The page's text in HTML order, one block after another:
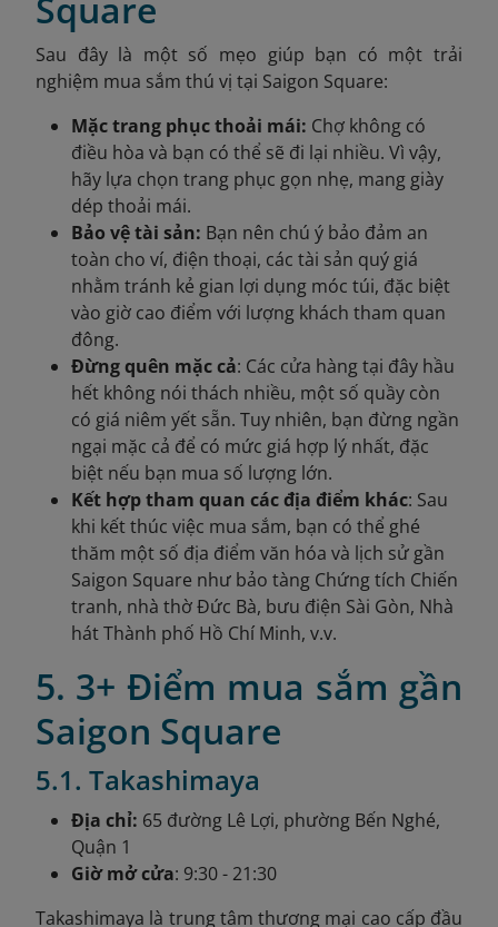
Sau đây là một số mẹo giúp bạn có một trải
nghiệm mua sắm thú vị tại Saigon Square:
Mặc trang phục thoải mái: Chợ không có
điều hòa và bạn có thể sẽ đi lại nhiều. Vì vậy,
hãy lựa chọn trang phục gọn nhẹ, mang giày
dép thoải mái.
Bảo vệ tài sản: Bạn nên chú ý bảo đảm an
toàn cho ví, điện thoại, các tài sản quý giá
nhằm tránh kẻ gian lợi dụng móc túi, đặc biệt
vào giờ cao điểm với lượng khách tham quan
đông.
Đừng quên mặc cả: Các cửa hàng tại đây hầu
hết không nói thách nhiều, một số quầy còn
có giá niêm yết sẵn. Tuy nhiên, bạn đừng ngần
ngại mặc cả để có mức giá hợp lý nhất, đặc
biệt nếu bạn mua số lượng lớn.
Kết hợp tham quan các địa điểm khác: Sau
khi kết thúc việc mua sắm, bạn có thể ghé
thăm một số địa điểm văn hóa và lịch sử gần
Saigon Square như bảo tàng Chứng tích Chiến
tranh, nhà thờ Đức Bà, bưu điện Sài Gòn, Nhà
hát Thành phố Hồ Chí Minh, v.v.
5. 3+ Điểm mua sắm gần
Saigon Square
5.1. Takashimaya
Địa chỉ: 65 đường Lê Lợi, phường Bến Nghé,
Quận 1
Giờ mở cửa: 9:30 - 21:30
Takashimaya là trung tâm thương mại cao cấp đầu